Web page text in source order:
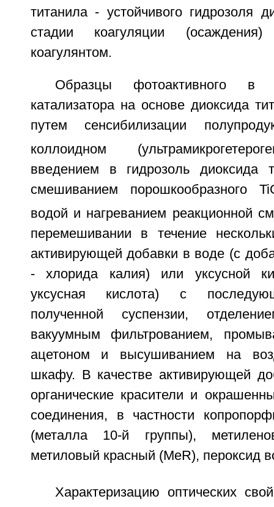
титанила - устойчивого гидрозоля
стадии коагуляции
коагулянтом.
Образцы фотоактивного в
катализатора на основе диоксида
путем сенсибилизации
коллоидном
введением в гидрозоль диоксида
смешиванием порошкообразного
водой и нагреванием реакционной
перемешивании в течение
активирующей добавки в воде (с
- хлорида калия) или уксусной
уксусная кислота) с
полученной суспензии,
вакуумным фильтрованием,
ацетоном и высушиванием на
шкафу. В качестве активирующей
органические красители и
соединения, в частности
(металла 10-й группы),
метиловый красный (MeR), пероксид
Характеризацию оптических